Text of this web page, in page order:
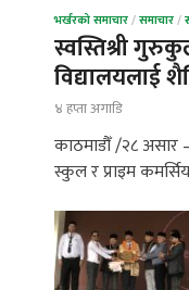
भर्खरको समाचार/समाचार/
स्वस्तिश्री
विद्यालयलाई
४ हप्ता अगाडि
काठमाडौँ /२८ असार
स्कुल र प्राइम